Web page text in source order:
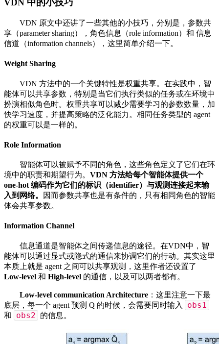
VDN 中的小技巧
VDN 原文中还讲了一些其他的小技巧，分别是，参数共
享（parameter sharing），角色信息（role information）和 信息
信道（information channels），这里简单介绍一下。
Weight Sharing
VDN 方法中的一个关键特性是权重共享。在实践中，智
能体可以共享参数，特别是当它们执行类似的任务或在环境中
扮演相似角色时。权重共享可以减少需要学习的参数数量，加
快学习速度，并提高策略的泛化能力。相同任务类型的 agent
的权重可以是一样的。
Role Information
智能体可以被赋予不同的角色，这些角色定义了它们在环
境中的职责和期望行为。 VDN 方法给每个智能体提供一个
one-hot 编码作为它们的标识（identifier）与观测连接起来输
入到网络。
因而参数共享也是有条件的，只有相同角色的智能
体会共享参数。
Information Channel
信息通道是智能体之间传递信息的途径。在VDN中，智
能体可以通过显式或隐式的通信来协调它们的行动。其实这里
本质上就是 agent 之间可以共享观测，这里作者还设置了
Low-level 和 High-level 的通信，以及可以两者都有。
Low-level communication Architecture ：这里注意一下最
底层，每一个 agent 预测 Q 的时候，会需要同时输入
obs1
和 obs2 的信息。